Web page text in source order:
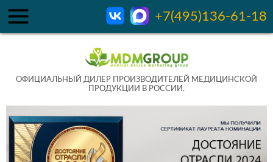
+7(495)136-61-18
ОФИЦИАЛЬНЫЙ ДИЛЕР ПРОИЗВОДИТЕЛЕЙ МЕДИЦИНСКОЙ
ПРОДУКЦИИ В РОССИИ.